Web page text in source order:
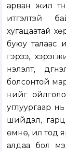
арван жил
итгэлтэй
хугацаатай
буюу талаас
гэрээ,
үнэлэлт,
болсонтой
үүнийг
углуургаар
шийдэл,
өмнө, ил тод
алдаа бол